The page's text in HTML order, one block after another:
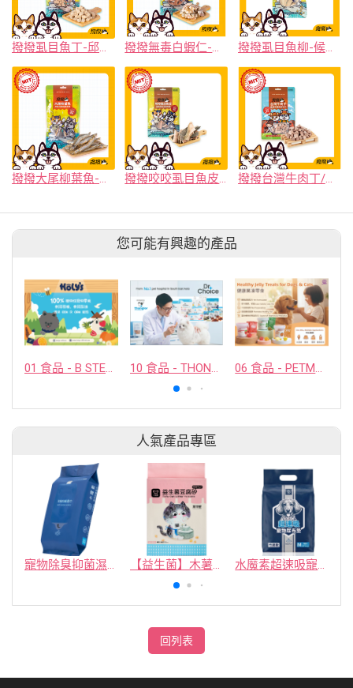
撥撥虱目魚丁-邱家兄弟無毒養殖，貓狗適用原肉凍乾 撥撥無毒白蝦仁-東部純淨海水養殖，貓狗適用原肉凍乾 撥撥虱目魚柳-候鳥共生友善魚塭，貓狗適用原肉凍乾
撥撥台灣牛肉丁/台灣牛肉片-嚴選神農獎御牧牛，貓狗適用原肉凍乾
您可能有興趣的產品
01 食品 - B STELLAR COMPANY LIMITED 10 食品 - THONGLOR PET HOSJPITAL CO., LTD. 06 食品 - PETMYLI COMPANY LIMITED
人氣產品專區
寵物除臭抑菌濕紙巾／30抽／無味【4包100】 【益生菌】木薯豆腐砂/豆腐砂 (1包最低$119起)抽貓砂機 水魔素超速吸寵物尿布墊買1送1
回列表